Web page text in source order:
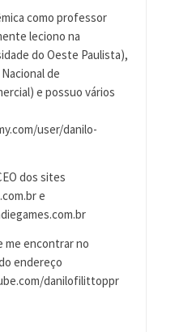
como professor
leciono na
do Oeste Paulista),
de
e possuo vários
user/danilo-
dos sites
e
me encontrar no
endereço
danilofilittoppr